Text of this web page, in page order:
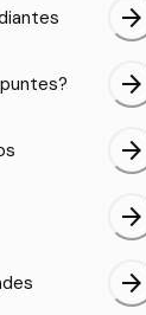
arrow_forward
arrow_forward
arrow_forward
arrow_forward
arrow_forward